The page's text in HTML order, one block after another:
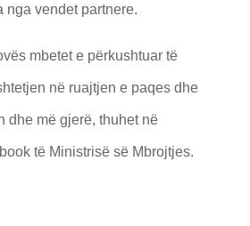
nga vendet partnere.
mbetet e përkushtuar të
në ruajtjen e paqes dhe
dhe më gjerë, thuhet në
të Ministrisë së Mbrojtjes.